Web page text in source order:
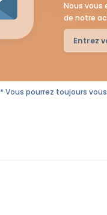
Nous vous
de notre
* Vous pourrez toujours